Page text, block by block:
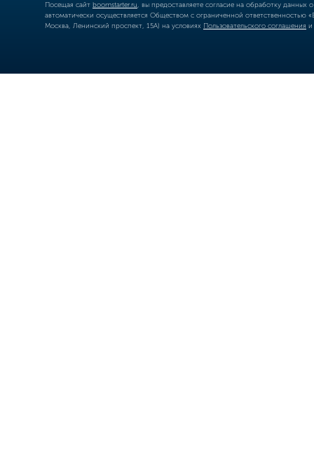
Посещая сайт boomstarter.ru , вы предоставляете согласие на обработку
автоматически осуществляется Обществом с ограниченной
Москва, Ленинский проспект, 15А) на условиях Пользовательского соглашения и